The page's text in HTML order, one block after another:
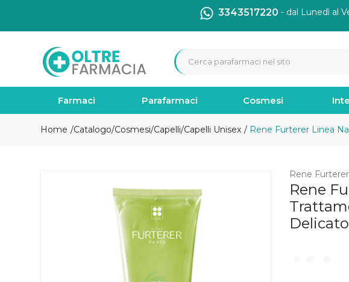
3343517220 - dal Lunedì al
Farmaci Parafarmaci Cosmesi
Home Catalogo/Cosmesi/Capelli/Capelli Unisex Rene Furterer Linea
Rene Furterer
Rene